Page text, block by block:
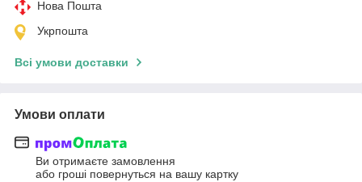
Нова Пошта
Укрпошта
Всі умови доставки
Умови оплати
Ви отримаєте замовлення
або гроші повернуться на вашу картку